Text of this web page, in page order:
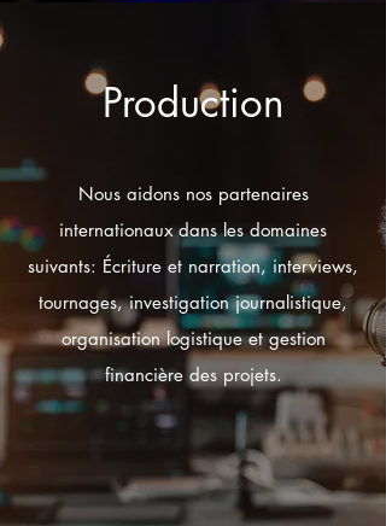
Production
Nous aidons nos partenaires
internationaux dans les domaines
suivants: Écriture et narration, interviews,
tournages, investigation journalistique,
organisation logistique et gestion
financière des projets.